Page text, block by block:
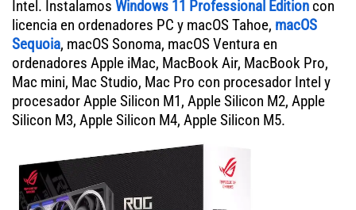
Intel. Instalamos Windows 11 Professional Edition con
licencia en ordenadores PC y macOS Tahoe, macOS
Sequoia, macOS Sonoma, macOS Ventura en
ordenadores Apple iMac, MacBook Air, MacBook Pro,
Mac mini, Mac Studio, Mac Pro con procesador Intel y
procesador Apple Silicon M1, Apple Silicon M2, Apple
Silicon M3, Apple Silicon M4, Apple Silicon M5.